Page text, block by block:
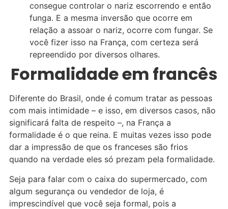
consegue controlar o nariz escorrendo e então
funga. E a mesma inversão que ocorre em
relação a assoar o nariz, ocorre com fungar. Se
você fizer isso na França, com certeza será
repreendido por diversos olhares.
Formalidade em francês
Diferente do Brasil, onde é comum tratar as pessoas
com mais intimidade – e isso, em diversos casos, não
significará falta de respeito –, na França a
formalidade é o que reina. E muitas vezes isso pode
dar a impressão de que os franceses são frios
quando na verdade eles só prezam pela formalidade.
Seja para falar com o caixa do supermercado, com
algum segurança ou vendedor de loja, é
imprescindível que você seja formal, pois a